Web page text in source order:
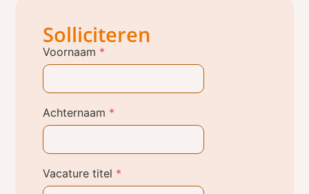
Solliciteren
Voornaam *
Achternaam *
Vacature titel *